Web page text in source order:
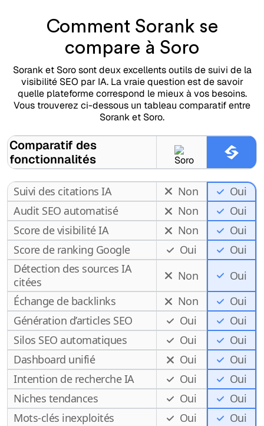
Comment Sorank se
compare à Soro
Sorank et Soro sont deux excellents outils de suivi de la
visibilité SEO par IA. La vraie question est de savoir
quelle plateforme correspond le mieux à vos besoins.
Vous trouverez ci-dessous un tableau comparatif entre
Sorank et Soro.
Comparatif des
fonctionnalités
Suivi des citations IA Non
Oui
Audit SEO automatisé
Non
Oui
Score de visibilité IA
Non
Oui
Score de ranking Google
Oui
Oui
Détection des sources IA
citées
Non
Oui
Échange de backlinks
Non
Oui
Génération d’articles SEO
Oui
Oui
Silos SEO automatiques
Oui
Oui
Dashboard unifié
Oui
Oui
Intention de recherche IA
Oui
Oui
Niches tendances
Oui
Oui
Mots-clés inexploités
Oui
Oui